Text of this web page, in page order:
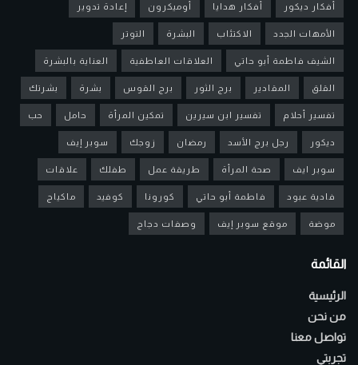
أفكار ديكور أفكار هدايا أوميكرون إعادة تدوير
الأمهات الجدد الاكتئاب البشرة التوتر
الشيف فاطمة أبو حاتي العلاقات العاطفية العناية بالبشرة
القلق المقادير برج الثور برج القوس بشرة بشرتك
تفسير أحلام تفسير ابن سيرين تمكين المرأة حامل حب
ديكور رجل برج الأسد رمضان زوجك سوبر إيف
سوبر ايف صحة المرأة طريقة عمل طفلك علاقات
فادية عبود فاطمة أبو حاتي كورونا كوفيد ماكياج
موضة موقع سوبر إيف وصفات دجاج
القائمة
الرئيسية
من نحن
تواصل معنا
تجربتي